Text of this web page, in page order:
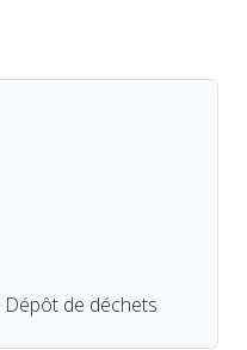
Dépôt de déchets